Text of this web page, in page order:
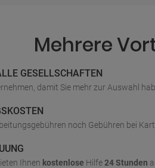
Mehrere
GESELLSCHAFTEN
damit Sie mehr zur Auswahl
noch Gebühren bei
Ihnen kostenlose Hilfe24 Stunden